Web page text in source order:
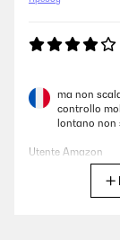
ma non
controllo
lontano non
Utente Amazon